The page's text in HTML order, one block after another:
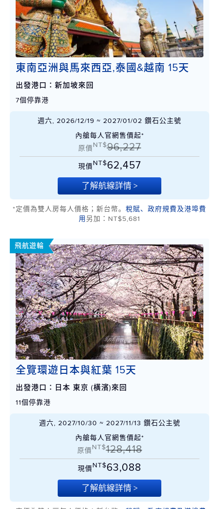
東南亞洲與馬來西亞,泰國&越南 15天
出發港口：新加坡來回
7個停靠港
週六, 2026/12/19 ~ 2027/01/02 鑽石公主號
內艙每人官網售價起*
原價NT$96,227
現價NT$62,457
了解航線詳情 >
*定價為雙人房每人價格；新台幣。 稅賦、政府規費及港埠費
用 另加：NT$5,681
飛航遊輪
全覽環遊日本與紅葉 15天
出發港口：日本 東京 (橫濱)來回
11個停靠港
週六, 2027/10/30 ~ 2027/11/13 鑽石公主號
內艙每人官網售價起*
原價NT$128,418
現價NT$63,088
了解航線詳情 >